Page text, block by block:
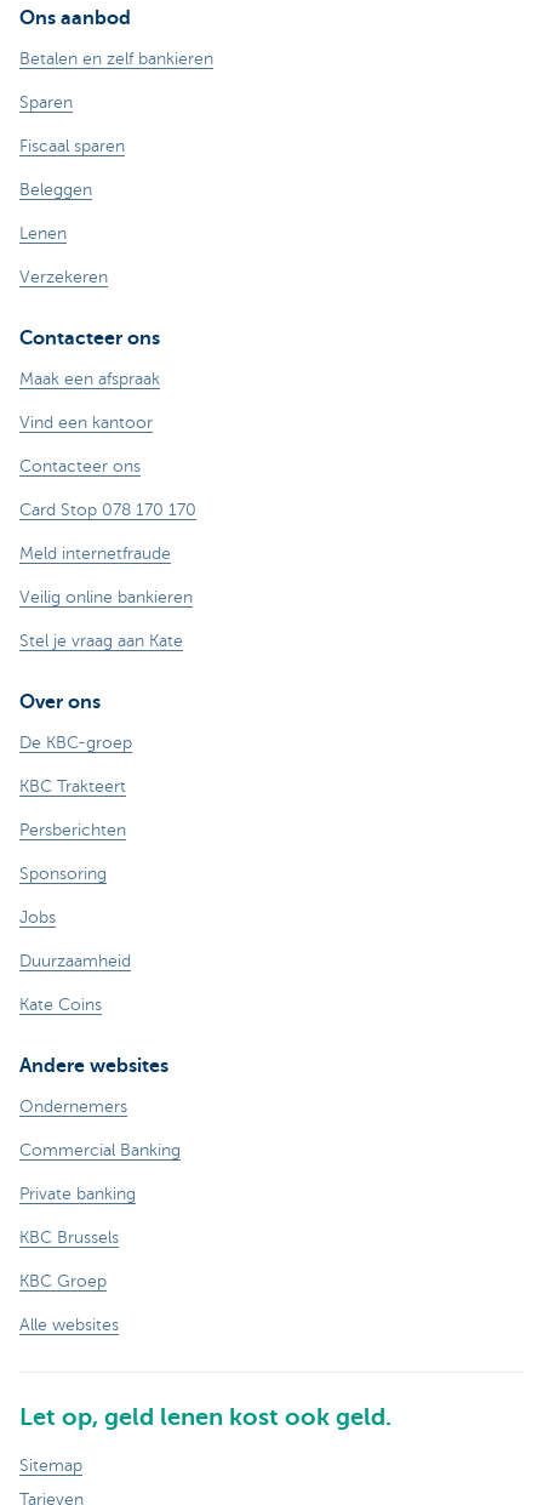
Ons aanbod
Betalen en zelf bankieren
Sparen
Fiscaal sparen
Beleggen
Lenen
Verzekeren
Contacteer ons
Maak een afspraak
Vind een kantoor
Contacteer ons
Card Stop 078 170 170
Meld internetfraude
Veilig online bankieren
Stel je vraag aan Kate
Over ons
De KBC-groep
KBC Trakteert
Persberichten
Sponsoring
Jobs
Duurzaamheid
Kate Coins
Andere websites
Ondernemers
Commercial Banking
Private banking
KBC Brussels
KBC Groep
Alle websites
Let op, geld lenen kost ook geld.
Sitemap
Tarieven